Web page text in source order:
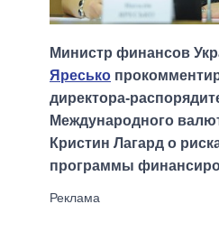
Министр финансов
Яресько
директора-
Международного
Кристин Лагард о
программы